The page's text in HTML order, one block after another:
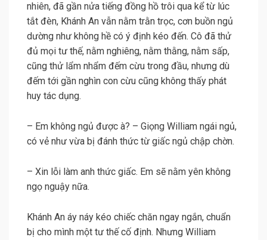
nhiên, đã gần nửa tiếng đồng hồ trôi qua kể từ lúc
tắt đèn, Khánh An vẫn nằm trằn trọc, cơn buồn ngủ
dường như không hề có ý định kéo đến. Cô đã thử
đủ mọi tư thế, nằm nghiêng, nằm thằng, nằm sấp,
cũng thử lẩm nhẩm đếm cừu trong đầu, nhưng dù
đếm tới gần nghìn con cừu cũng không thấy phát
huy tác dụng.
– Em không ngủ được à? – Giọng William ngái ngủ,
có vẻ như vừa bị đánh thức từ giấc ngủ chập chờn.
– Xin lỗi làm anh thức giấc. Em sẽ nằm yên không
ngọ nguậy nữa.
Khánh An áy náy kéo chiếc chăn ngay ngắn, chuẩn
bị cho mình một tư thế cố định. Nhưng William